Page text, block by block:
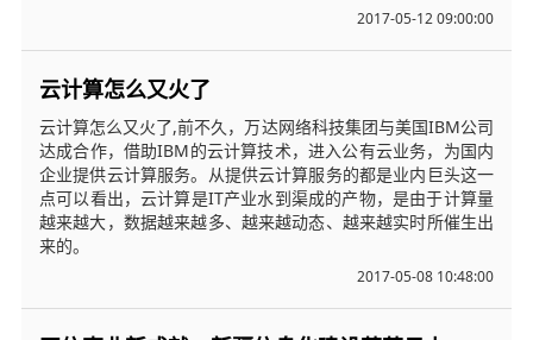
2017-05-12 09:00:00
云计算怎么又火了
云计算怎么又火了,前不久，万达网络科技集团与美国IBM公司
达成合作，借助IBM的云计算技术，进入公有云业务，为国内
企业提供云计算服务。从提供云计算服务的都是业内巨头这一
点可以看出，云计算是IT产业水到渠成的产物，是由于计算量
越来越大，数据越来越多、越来越动态、越来越实时所催生出
来的。
2017-05-08 10:48:00